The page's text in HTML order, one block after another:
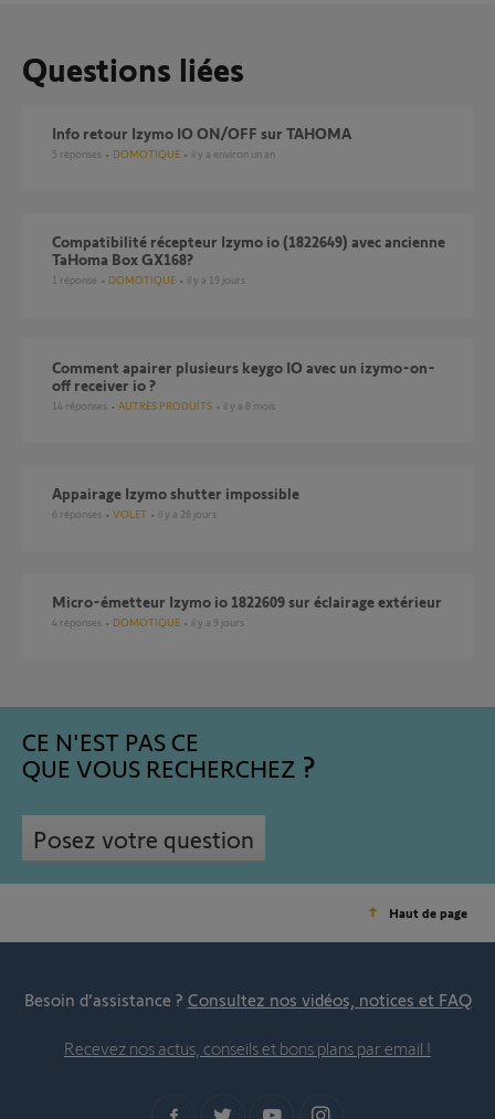
Questions liées
Info retour Izymo IO ON/OFF sur TAHOMA
5 réponses DOMOTIQUE il y a environ un an
Compatibilité récepteur Izymo io (1822649) avec ancienne
TaHoma Box GX168?
1 réponse DOMOTIQUE il y a 19 jours
Comment apairer plusieurs keygo IO avec un izymo-on-
off receiver io ?
14 réponses AUTRES PRODUITS il y a 8 mois
Appairage Izymo shutter impossible
6 réponses VOLET il y a 26 jours
Micro-émetteur Izymo io 1822609 sur éclairage extérieur
4 réponses DOMOTIQUE il y a 9 jours
CE N'EST PAS CE
QUE VOUS RECHERCHEZ
Posez votre question
Haut de page
Besoin d’assistance ? Consultez nos vidéos, notices et FAQ
Recevez nos actus, conseils et bons plans par email !